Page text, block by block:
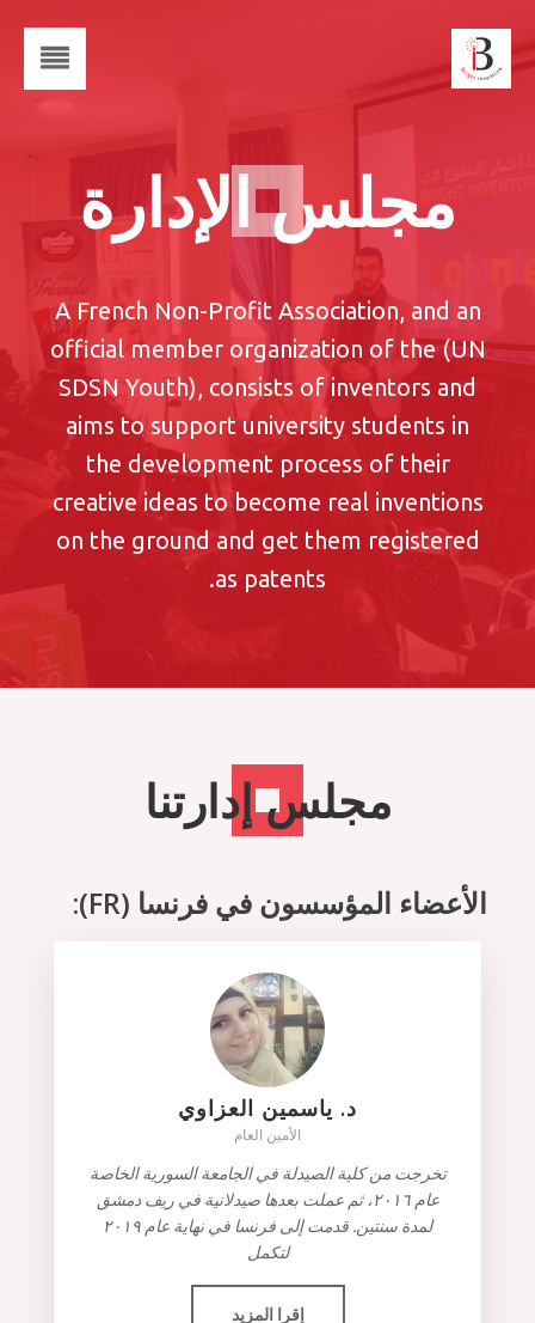
مجلس الإدارة
A French Non-Profit Association, and an
official member organization of the (UN
SDSN Youth), consists of inventors and
aims to support university students in
the development process of their
creative ideas to become real inventions
on the ground and get them registered
as patents.
مجلس إدارتنا
الأعضاء المؤسسون في فرنسا (FR):
د. ياسمين العزاوي
الأمين العام
تخرجت من كلية الصيدلة في الجامعة السورية الخاصة
عام ٢٠١٦، ثم عملت بعدها صيدلانية في ريف دمشق
لمدة سنتين. قدمت إلى فرنسا في نهاية عام ٢٠١٩
لتكمل
إقرا المزيد